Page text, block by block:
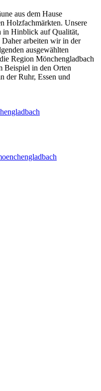
aus dem Hause
Holzfachmärkten. Unsere
in Hinblick auf Qualität,
arbeiten wir in der
ausgewählten
Region Mönchengladbach
Beispiel in den Orten
der Ruhr, Essen und